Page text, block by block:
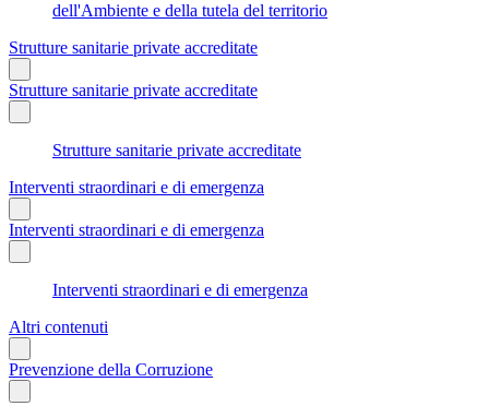
dell'Ambiente e della tutela del territorio
Strutture sanitarie private accreditate
Strutture sanitarie private accreditate
Strutture sanitarie private accreditate
Interventi straordinari e di emergenza
Interventi straordinari e di emergenza
Interventi straordinari e di emergenza
Altri contenuti
Prevenzione della Corruzione